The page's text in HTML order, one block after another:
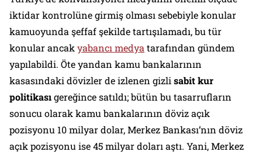
iktidar kontrolüne girmiş olması sebebiyle konular
kamuoyunda şeffaf şekilde tartışılamadı, bu tür
konular ancak yabancı medya tarafından gündem
yapılabildi. Öte yandan kamu bankalarının
kasasındaki dövizler de izlenen gizli sabit kur
politikasıgereğince satıldı; bütün bu tasarrufların
sonucu olarak kamu bankalarının döviz açık
pozisyonu 10 milyar dolar, Merkez Bankası’nın döviz
açık pozisyonu ise 45 milyar doları aştı. Yani, Merkez